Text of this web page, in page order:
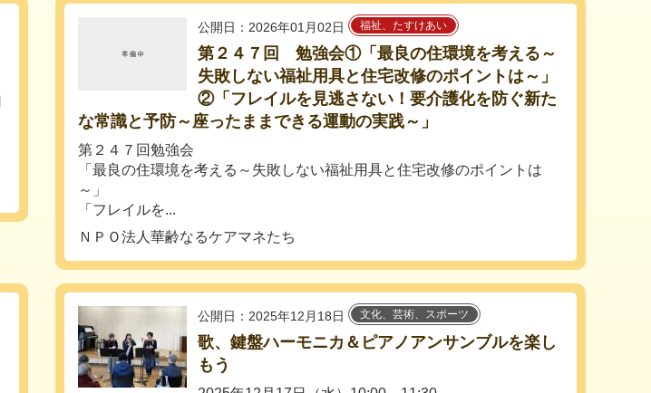
公開日：2026年01月02日 福祉、たすけあい
第２４７回 勉強会①「最良の住環境を考える～
失敗しない福祉用具と住宅改修のポイントは～」
②「フレイルを見逃さない！要介護化を防ぐ新た
な常識と予防～座ったままできる運動の実践～」
第２４７回勉強会
「最良の住環境を考える～失敗しない福祉用具と住宅改修のポイントは
～」
「フレイルを...
ＮＰＯ法人華齢なるケアマネたち
公開日：2025年12月18日 文化、芸術、スポーツ
歌、鍵盤ハーモニカ＆ピアノアンサンブルを楽し
もう